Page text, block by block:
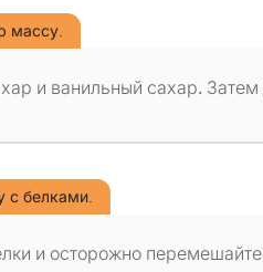
массу.
и ванильный сахар.
с белками.
и осторожно